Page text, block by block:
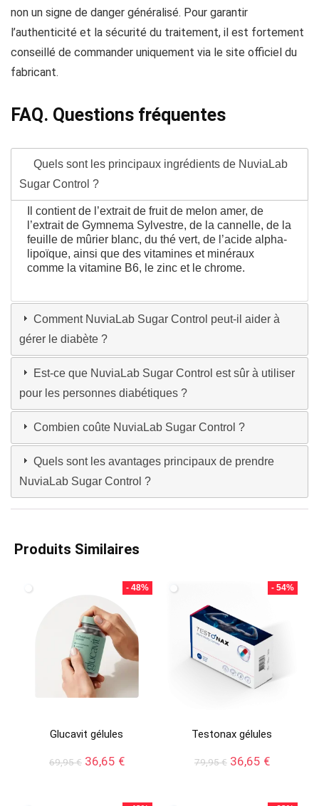
non un signe de danger généralisé. Pour garantir
l’authenticité et la sécurité du traitement, il est fortement
conseillé de commander uniquement via le site officiel du
fabricant.
FAQ. Questions fréquentes
Quels sont les principaux ingrédients de NuviaLab
Sugar Control ?
Il contient de l’extrait de fruit de melon amer, de
l’extrait de Gymnema Sylvestre, de la cannelle, de la
feuille de mûrier blanc, du thé vert, de l’acide alpha-
lipoïque, ainsi que des vitamines et minéraux
comme la vitamine B6, le zinc et le chrome.
Comment NuviaLab Sugar Control peut-il aider à
gérer le diabète ?
Est-ce que NuviaLab Sugar Control est sûr à utiliser
pour les personnes diabétiques ?
Combien coûte NuviaLab Sugar Control ?
Quels sont les avantages principaux de prendre
NuviaLab Sugar Control ?
Produits Similaires
- 48%
Glucavit gélules
69,95€ Le
36,65 €Le
- 54%
Testonax gélules
79,95€ Le
36,65 €Le